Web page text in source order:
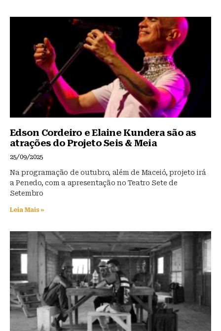
Edson Cordeiro e Elaine Kundera são as
atrações do Projeto Seis & Meia
25/09/2025
Na programação de outubro, além de Maceió, projeto irá
a Penedo, com a apresentação no Teatro Sete de
Setembro
Leia Mais »